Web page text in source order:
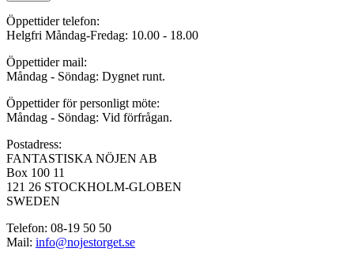
Öppettider telefon:
Helgfri Måndag-Fredag: 10.00 - 18.00
Öppettider mail:
Måndag - Söndag: Dygnet runt.
Öppettider för personligt möte:
Måndag - Söndag: Vid förfrågan.
Postadress:
FANTASTISKA NÖJEN AB
Box 100 11
121 26 STOCKHOLM-GLOBEN
SWEDEN
Telefon: 08-19 50 50
Mail: info@nojestorget.se